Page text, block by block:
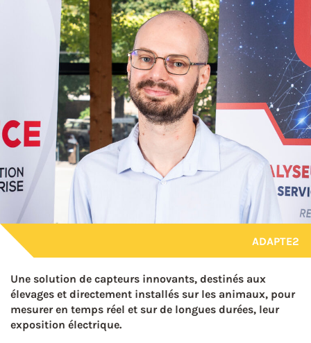
ADAPTE2
Une solution de capteurs innovants, destinés aux
élevages et directement installés sur les animaux, pour
mesurer en temps réel et sur de longues durées, leur
exposition électrique.